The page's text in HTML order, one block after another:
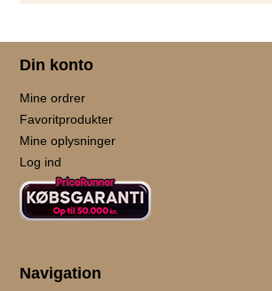
Din konto
Mine ordrer
Favoritprodukter
Mine oplysninger
Log ind
Navigation